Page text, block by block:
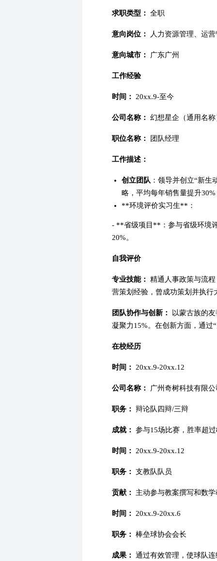
求职类型： 全职
意向岗位： 人力资源管理、运
意向城市： 广东广州
工作经验
时间： 20xx.9-至今
公司名称： 幻想星企（通用名称
职位名称： 团队经理
工作描述：
创立团队 ：领导并创立“新
略，平均每年销售量提升
**环境评价实习生**：
- **省级项目**：参与省级环境
20%。
自我评价
专业技能：
精通人事政策与流
营策划经验，曾成功策划并执行
团队协作与创新：
以蒙古族的
凝聚力15%。在创新方面，通过
在校经历
时间： 20xx.9-20xx.12
公司名称： 广州奇树科技有限公
职务： 辩论队四辩/三辩
成就： 参与15场比赛，胜率超
时间： 20xx.9-20xx.12
职务： 支教队队员
贡献： 主动参与教案撰写和数
时间： 20xx.9-20xx.6
职务： 棒垒球协会会长
成果： 通过有效管理，使球队